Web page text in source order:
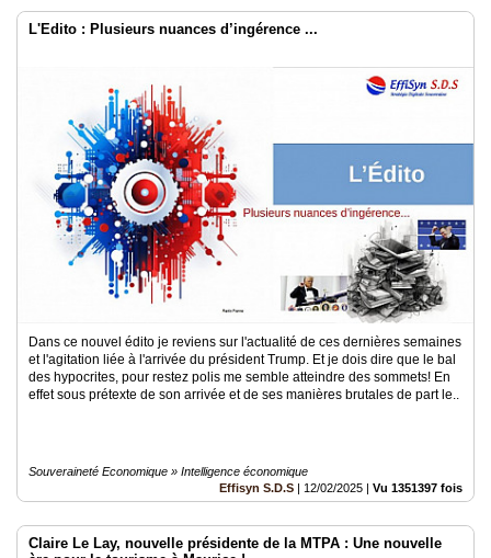
L'Edito : Plusieurs nuances d’ingérence ...
Dans ce nouvel édito je reviens sur l'actualité de ces dernières semaines
et l'agitation liée à l'arrivée du président Trump. Et je dois dire que le bal
des hypocrites, pour restez polis me semble atteindre des sommets! En
effet sous prétexte de son arrivée et de ses manières brutales de part le..
Souveraineté Economique » Intelligence économique
Effisyn S.D.S | 12/02/2025 | Vu 1351397 fois
Claire Le Lay, nouvelle présidente de la MTPA : Une nouvelle